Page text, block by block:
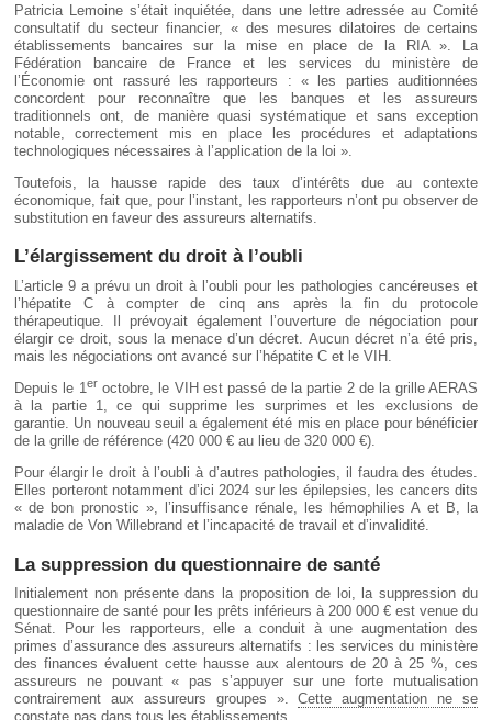
Patricia Lemoine s’était inquiétée, dans une lettre adressée au Comité
consultatif du secteur financier, « des mesures dilatoires de certains
établissements bancaires sur la mise en place de la RIA ». La
Fédération bancaire de France et les services du ministère de
l’Économie ont rassuré les rapporteurs : « les parties auditionnées
concordent pour reconnaître que les banques et les assureurs
traditionnels ont, de manière quasi systématique et sans exception
notable, correctement mis en place les procédures et adaptations
technologiques nécessaires à l’application de la loi ».
Toutefois, la hausse rapide des taux d’intérêts due au contexte
économique, fait que, pour l’instant, les rapporteurs n’ont pu observer de
substitution en faveur des assureurs alternatifs.
L’élargissement du droit à l’oubli
L’article 9 a prévu un droit à l’oubli pour les pathologies cancéreuses et
l’hépatite C à compter de cinq ans après la fin du protocole
thérapeutique. Il prévoyait également l’ouverture de négociation pour
élargir ce droit, sous la menace d’un décret. Aucun décret n’a été pris,
mais les négociations ont avancé sur l’hépatite C et le VIH.
Depuis le 1 er octobre, le VIH est passé de la partie 2 de la grille AERAS
à la partie 1, ce qui supprime les surprimes et les exclusions de
garantie. Un nouveau seuil a également été mis en place pour bénéficier
de la grille de référence (420 000 € au lieu de 320 000 €).
Pour élargir le droit à l’oubli à d’autres pathologies, il faudra des études.
Elles porteront notamment d’ici 2024 sur les épilepsies, les cancers dits
« de bon pronostic », l’insuffisance rénale, les hémophilies A et B, la
maladie de Von Willebrand et l’incapacité de travail et d’invalidité.
La suppression du questionnaire de santé
Initialement non présente dans la proposition de loi, la suppression du
questionnaire de santé pour les prêts inférieurs à 200 000 € est venue du
Sénat. Pour les rapporteurs, elle a conduit à une augmentation des
primes d’assurance des assureurs alternatifs : les services du ministère
des finances évaluent cette hausse aux alentours de 20 à 25 %, ces
assureurs ne pouvant « pas s’appuyer sur une forte mutualisation
contrairement aux assureurs groupes ».Cette augmentation ne se
constate pas dans tous les établissements.